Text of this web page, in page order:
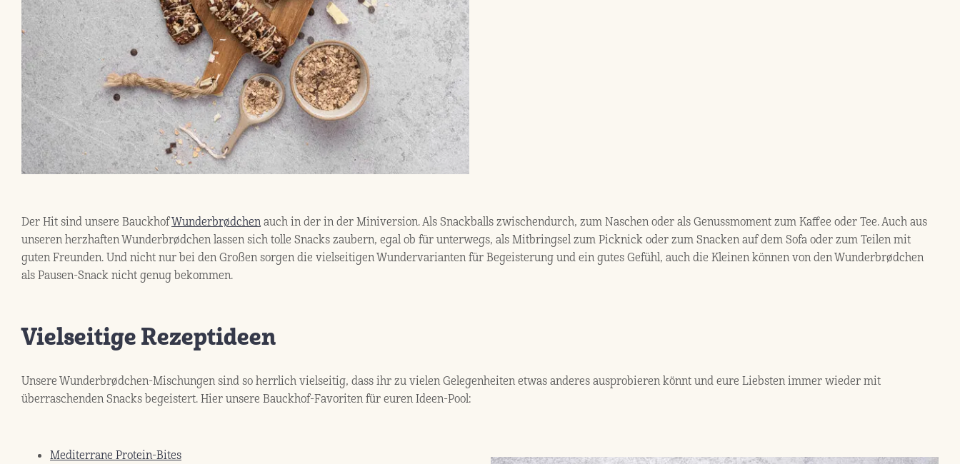
Der Hit sind unsere BauckhofWunderbrødchenauch in der in der Miniversion. Als Snackballs zwischendurch, zum Naschen oder als Genussmoment zum Kaffee oder Tee. Auch aus
unseren herzhaften Wunderbrødchen lassen sich tolle Snacks zaubern, egal ob für unterwegs, als Mitbringsel zum Picknick oder zum Snacken auf dem Sofa oder zum Teilen mit
guten Freunden. Und nicht nur bei den Großen sorgen die vielseitigen Wundervarianten für Begeisterung und ein gutes Gefühl, auch die Kleinen können von den Wunderbrødchen
als Pausen-Snack nicht genug bekommen.
Vielseitige Rezeptideen
Unsere Wunderbrødchen-Mischungen sind so herrlich vielseitig, dass ihr zu vielen Gelegenheiten etwas anderes ausprobieren könnt und eure Liebsten immer wieder mit
überraschenden Snacks begeistert. Hier unsere Bauckhof-Favoriten für euren Ideen-Pool:
Mediterrane Protein-Bites